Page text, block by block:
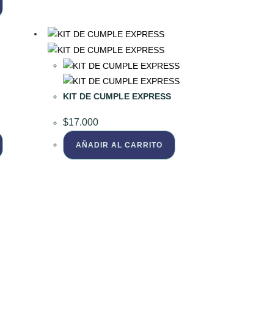
KIT DE CUMPLE EXPRESS
$17.000
AÑADIR AL CARRITO